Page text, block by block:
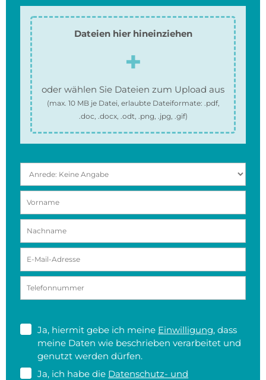
Dateien hier hineinziehen
oder wählen Sie Dateien zum Upload aus
(max. 10 MBje Datei, erlaubte Dateiformate: .pdf,
.doc, .docx, .odt, .png, .jpg, .gif)
Ja, hiermit gebe ich meine Einwilligung, dass
meine Daten wie beschrieben verarbeitet und
genutzt werden dürfen.
Ja, ich habe die Datenschutz- und